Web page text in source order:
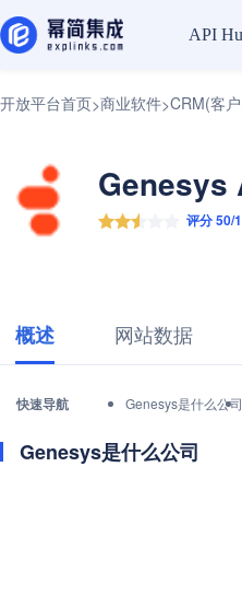
API
开放平台首页>商业软件>CRM(客
Genesys
评分 50/
概述 网站数据
快速导航 Genesys是什么公司
Genesys是什么公司